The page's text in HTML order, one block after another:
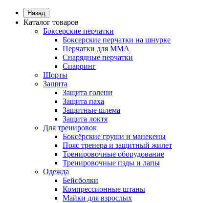
Назад
Каталог товаров
Боксерские перчатки
Боксерские перчатки на шнурке
Перчатки для ММА
Снарядные перчатки
Спарринг
Шорты
Защита
Защита голени
Защита паха
Защитные шлема
Защита локтя
Для тренировок
Боксёрские груши и манекены
Пояс тренера и защитный жилет
Тренировочные оборудование
Тренировочные пэды и лапы
Одежда
Бейсболки
Компрессионные штаны
Майки для взрослых